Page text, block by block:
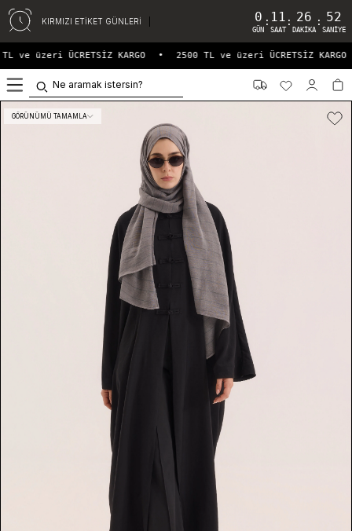
KIRMIZI ETİKET GÜNLERİ 0
GÜN
: 11
SAAT
: 26
DAKIKA
: 52
SANIYE
ve üzeri ÜCRETSİZ KARGO 2500 TL ve üzeri ÜCRETSİZ KARGO
GÖRÜNÜMÜ TAMAMLA